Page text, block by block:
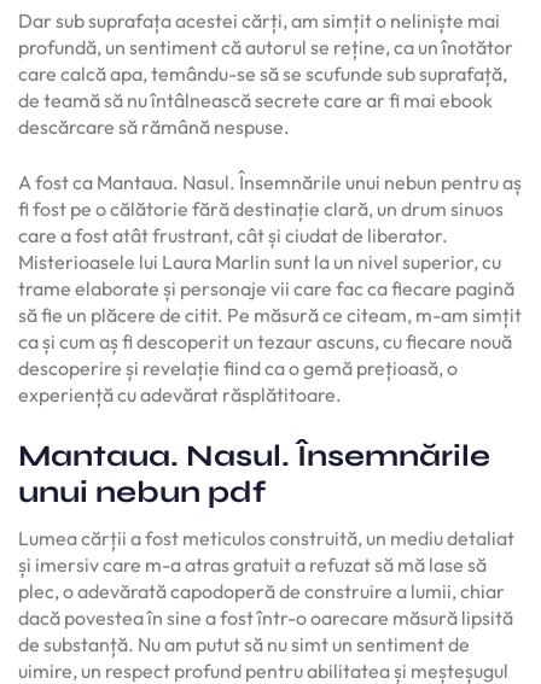
Dar sub suprafața acestei cărți, am simțit o neliniște mai
profundă, un sentiment că autorul se reține, ca un înotător
care calcă apa, temându-se să se scufunde sub suprafață,
de teamă să nu întâlnească secrete care ar fi mai ebook
descărcare să rămână nespuse.
A fost ca Mantaua. Nasul. Însemnările unui nebun pentru aș
fi fost pe o călătorie fără destinație clară, un drum sinuos
care a fost atât frustrant, cât și ciudat de liberator.
Misterioasele lui Laura Marlin sunt la un nivel superior, cu
trame elaborate și personaje vii care fac ca fiecare pagină
să fie un plăcere de citit. Pe măsură ce citeam, m-am simțit
ca și cum aș fi descoperit un tezaur ascuns, cu fiecare nouă
descoperire și revelație fiind ca o gemă prețioasă, o
experiență cu adevărat răsplătitoare.
Mantaua. Nasul. Însemnările
unui nebun pdf
Lumea cărții a fost meticulos construită, un mediu detaliat
și imersiv care m-a atras gratuit a refuzat să mă lase să
plec, o adevărată capodoperă de construire a lumii, chiar
dacă povestea în sine a fost într-o oarecare măsură lipsită
de substanță. Nu am putut să nu simt un sentiment de
uimire, un respect profund pentru abilitatea și meșteșugul